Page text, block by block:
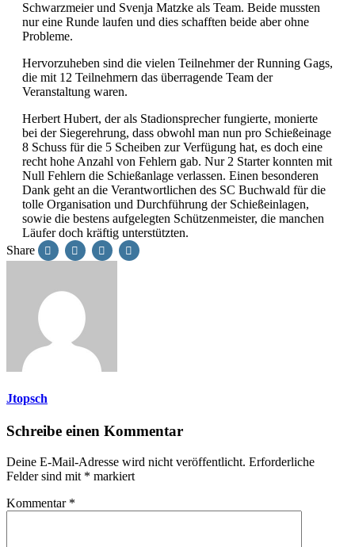
Schwarzmeier und Svenja Matzke als Team. Beide mussten
nur eine Runde laufen und dies schafften beide aber ohne
Probleme.
Hervorzuheben sind die vielen Teilnehmer der Running Gags,
die mit 12 Teilnehmern das überragende Team der
Veranstaltung waren.
Herbert Hubert, der als Stadionsprecher fungierte, monierte
bei der Siegerehrung, dass obwohl man nun pro Schießeinage
8 Schuss für die 5 Scheiben zur Verfügung hat, es doch eine
recht hohe Anzahl von Fehlern gab. Nur 2 Starter konnten mit
Null Fehlern die Schießanlage verlassen. Einen besonderen
Dank geht an die Verantwortlichen des SC Buchwald für die
tolle Organisation und Durchführung der Schießeinlagen,
sowie die bestens aufgelegten Schützenmeister, die manchen
Läufer doch kräftig unterstützten.
Share
Jtopsch
Schreibe einen Kommentar
Deine E-Mail-Adresse wird nicht veröffentlicht. Erforderliche
Felder sind mit * markiert
Kommentar *